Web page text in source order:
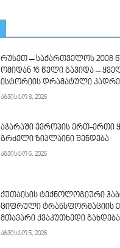
რუსეთ – საქართველოს 2008
ომიდან 16 წელი გავიდა –
ისტორიის დრამატული
აგვისტო 8, 2026
აჭარაში ევროპის ერთ-ერთი
გრძელი ზიპლაინი შენდება
აგვისტო 6, 2026
ქუთაისის ტექნოლოგიური
ციფრული ტრანსფორმაციის
მთავარი ქვაკუთხედი გახდება
აგვისტო 5, 2026